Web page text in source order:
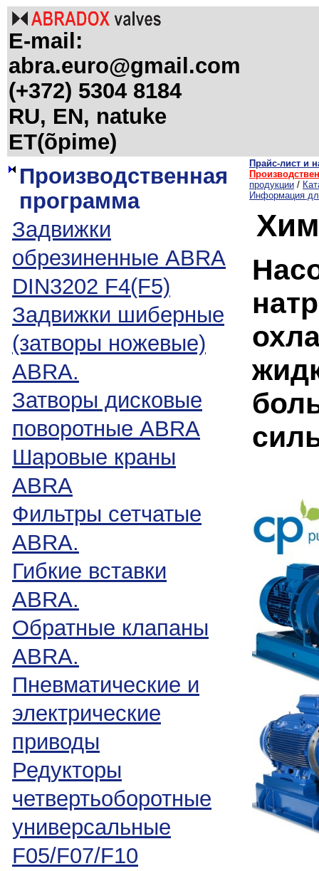
E-mail:
abra.euro@gmail.com
(+372) 5304 8184
RU, EN, natuke
ET(õpime)
Производственная
программа
Задвижки
обрезиненные ABRA
DIN3202 F4(F5)
Задвижки шиберные
(затворы ножевые)
ABRA.
Затворы дисковые
поворотные ABRA
Шаровые краны
ABRA
Фильтры сетчатые
ABRA.
Гибкие вставки
ABRA.
Обратные клапаны
ABRA.
Пневматические и
электрические
приводы
Редукторы
четвертьоборотные
универсальные
F05/F07/F10
Прайс-лист и
продукции /
Информация